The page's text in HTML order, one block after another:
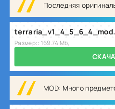
Последняя
Размер:: 169.74 Mb,
MOD: Много